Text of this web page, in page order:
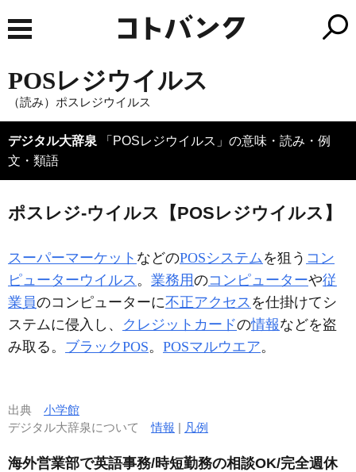
POSレジウイルス
（読み）ポスレジウイルス
デジタル大辞泉 「POSレジウイルス」の意味・読み・例
文・類語
ポスレジ‐ウイルス【POSレジウイルス】
スーパーマーケット などのPOSシステムを狙う コン
ピューターウイルス。 業務用のコンピューターや従
業員のコンピューターに不正アクセス を仕掛けてシ
ステムに侵入し、 クレジットカードの情報などを盗
み取る。 ブラックPOS。 POSマルウエア。
出典 小学館
デジタル大辞泉について情報 | 凡例
海外営業部で英語事務/時短勤務の相談OK/完全週休